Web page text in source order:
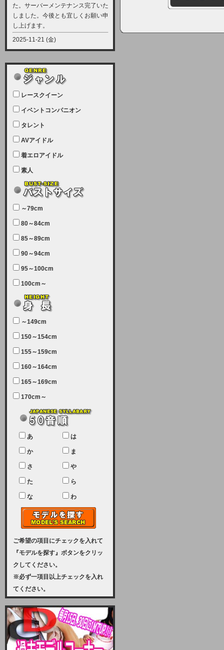
た。サーバーメンテナンス完了いた
しました。今後とも宜しくお願い申
し上げます。
2025-11-21 (金)
【サーバーメンテナンス実施につい
12月21日（日曜日）午前9：00か
ら午前11：00（予定）でサーバー
メンテナンスを実施します。ユーザ
ー様にはご迷惑をおかけしますがご
理解いただけます様、宜しくお願い
致します。
2025-07-05 (土)
【サーバーメンテナンス完了のお知
本日、サーバーメンテナンスのため
ユーザー様には大変ご迷惑をおかけ
しました。無事、メンテナンスが完
致します。
2025-06-11 (水)
【サーバーメンテナンス実施につい
7月5日（土曜日）午前7：00から午
テナンスを実施します。ユーザー様
にはご迷惑をおかけしますがご理解
いただけます様、宜しくお願い致し
【クレジットカード決済について
②】
現在、クレジットカード決済はJCB
のみになっております。大変ご迷惑
キャシュでの決済は可能ですので、
宜しくお願い致します。
2024-02-23 (金)
【クレジットカード決済について】
只今、クレジットカード会社の都合
により決済ができない状況です。
ユーザー様には、大変ご迷惑をおか
けいたしまして申し訳ございませ
ん。
2023-08-31 (木)
【サーバーメンテナンス実施のお知
らせ】
2023年 9月10日（日曜日）午前8：
サーバーメンテナンスを実施いたし
ます。その為、アクセスはできませ
ますが、ご理解の程を宜しくお願い
致します。
2022-09-01 (木)
レースクイーン
イベントコンパニオン
タレント
AVアイドル
着エロアイドル
素人
～79cm
80～84cm
85～89cm
90～94cm
95～100cm
100cm～
～149cm
150～154cm
155～159cm
160～164cm
165～169cm
170cm～
あ は
か ま
さ や
た ら
な わ
ご希望の項目にチェックを入れて
『モデルを探す』ボタンをクリッ
クしてください。
※必ず一項目以上チェックを入れ
てください。